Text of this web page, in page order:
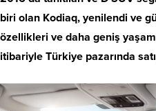
biri olan Kodiaq, yenilendi ve
özellikleri ve daha geniş yaşam
itibariyle Türkiye pazarında